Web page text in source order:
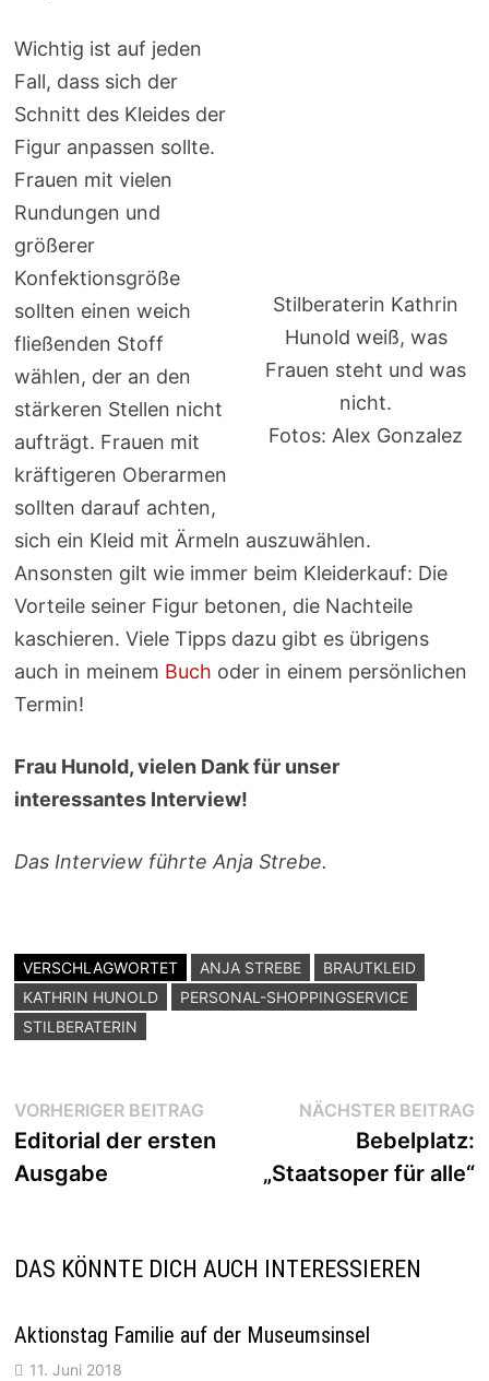
Stilberaterin Kathrin
Hunold weiß, was
Frauen steht und was
nicht.
Fotos: Alex Gonzalez
Wichtig ist auf jeden
Fall, dass sich der
Schnitt des Kleides der
Figur anpassen sollte.
Frauen mit vielen
Rundungen und
größerer
Konfektionsgröße
sollten einen weich
fließenden Stoff
wählen, der an den
stärkeren Stellen nicht
aufträgt. Frauen mit
kräftigeren Oberarmen
sollten darauf achten,
sich ein Kleid mit Ärmeln auszuwählen.
Ansonsten gilt wie immer beim Kleiderkauf: Die
Vorteile seiner Figur betonen, die Nachteile
kaschieren. Viele Tipps dazu gibt es übrigens
auch in meinem Buch oder in einem persönlichen
Termin!
Frau Hunold, vielen Dank für unser
interessantes Interview!
Das Interview führte Anja Strebe.
VERSCHLAGWORTET ANJA STREBE
BRAUTKLEID
KATHRIN HUNOLD
PERSONAL-SHOPPINGSERVICE
STILBERATERIN
Beitragsnavigation
VORHERIGER BEITRAGVorheriger
Beitrag:
Editorial der ersten
Ausgabe
NÄCHSTER BEITRAG
Bebelplatz:
„Staatsoper für alle“
DAS KÖNNTE DICH AUCH INTERESSIEREN
Aktionstag Familie auf der Museumsinsel
11. Juni 2018